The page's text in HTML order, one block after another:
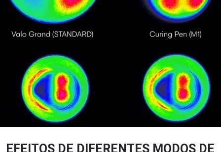
EFEITOS DE DIFERENTES MODOS DE